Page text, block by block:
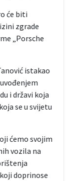
će biti
zgrade
„Porsche
istakao
i državi koja
se u svijetu
ćemo svojim
vozila na
doprinose